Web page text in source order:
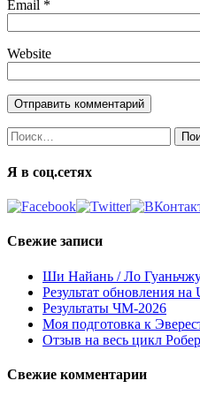
Email *
Website
Найти:
Я в соц.сетях
Свежие записи
Ши Найань / Ло
Результат обновления на
Результаты ЧМ-2026
Моя подготовка к
Отзыв на весь цикл
Свежие комментарии